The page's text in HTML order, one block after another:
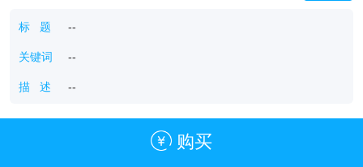
标 题 --
关键词 --
描 述 --
购买